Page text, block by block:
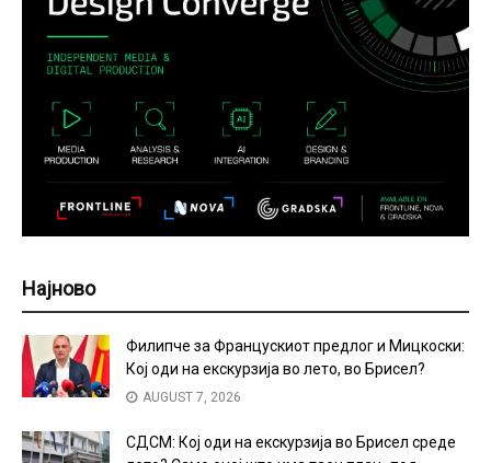
Најново
Филипче за Францускиот предлог и Мицкоски:
Кој оди на екскурзија во лето, во Брисел?
AUGUST 7, 2026
СДСМ: Кој оди на екскурзија во Брисел среде